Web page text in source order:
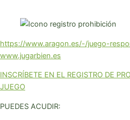
https://www.aragon.es/-/juego-
www.jugarbien.es
INSCRÍBETE EN EL REGISTRO DE
JUEGO
PUEDES ACUDIR: